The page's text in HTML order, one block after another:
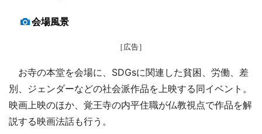
会場風景
［広告］
お寺の本堂を会場に、SDGsに関連した貧困、労働、差
別、ジェンダーなどの社会派作品を上映する同イベント。
映画上映のほか、覚王寺の内平住職が仏教視点で作品を解
説する映画法話も行う。